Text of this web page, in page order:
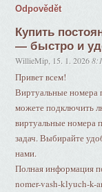
Odpovědět
Купить
— быстро и
WillieMip 15. 1. 2026
Привет всем!
Виртуальные номера
можете подключить
виртуальные номера
задач. Выбирайте
нами.
Полная информация
nomer-vash-klyuch-k-